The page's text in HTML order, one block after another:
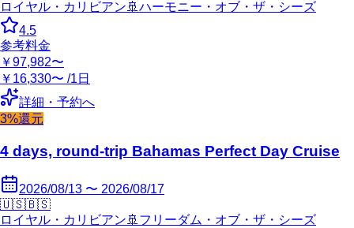
ロイヤル・カリビアン 🚢 ハーモニー・オブ・ザ・シーズ
4.5
参考料金
￥97,982〜
￥16,330〜 /1日
詳細・予約へ
3%還元
4 days, round-trip Bahamas Perfect Day Cruise
2026/08/13 〜 2026/08/17
🇺🇸🇧🇸
ロイヤル・カリビアン 🚢 フリーダム・オブ・ザ・シーズ